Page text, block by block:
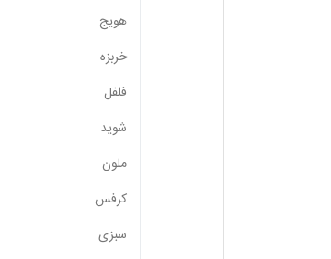
هویج
خربزه
فلفل
شوید
ملون
کرفس
سبزی